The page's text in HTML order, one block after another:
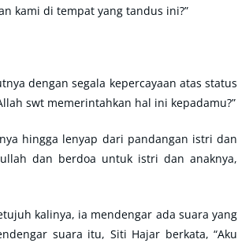
kami di tempat yang tandus ini?”
dengan segala kepercayaan atas status
swt memerintahkan hal ini kepadamu?”
hingga lenyap dari pandangan istri dan
dan berdoa untuk istri dan anaknya,
kalinya, ia mendengar ada suara yang
suara itu, Siti Hajar berkata, “Aku